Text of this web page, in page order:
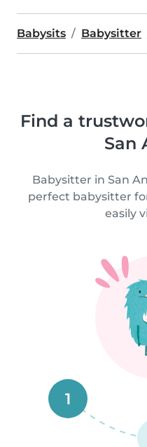
Babysits Babysitter
Find a
San
Babysitter in San
perfect babysitter
easily
1